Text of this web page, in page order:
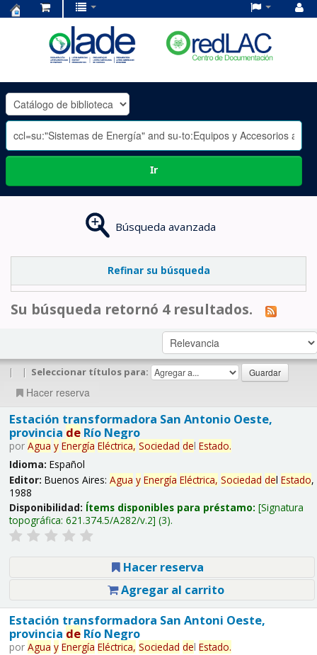
OLADE
-
Ir
Búsqueda avanzada
Refinar su búsqueda
Su búsqueda retornó 4 resultados.
| | Seleccionar títulos para:
Hacer reserva
Estación transformadora San Antonio Oeste,
provincia deRío Negro
por Agua y Energía Eléctrica, Sociedad del Estado.
Idioma: Español
Editor: Buenos Aires: Agua y Energía Eléctrica, Sociedad del Estado,
1988
Disponibilidad: Ítems disponibles para préstamo: Signatura
topográfica: 621.374.5/A282/v.2 (3).
Hacer reserva
Agregar al carrito
Estación transformadora San Antoni Oeste,
provincia deRío Negro
por Agua y Energía Eléctrica, Sociedad del Estado.